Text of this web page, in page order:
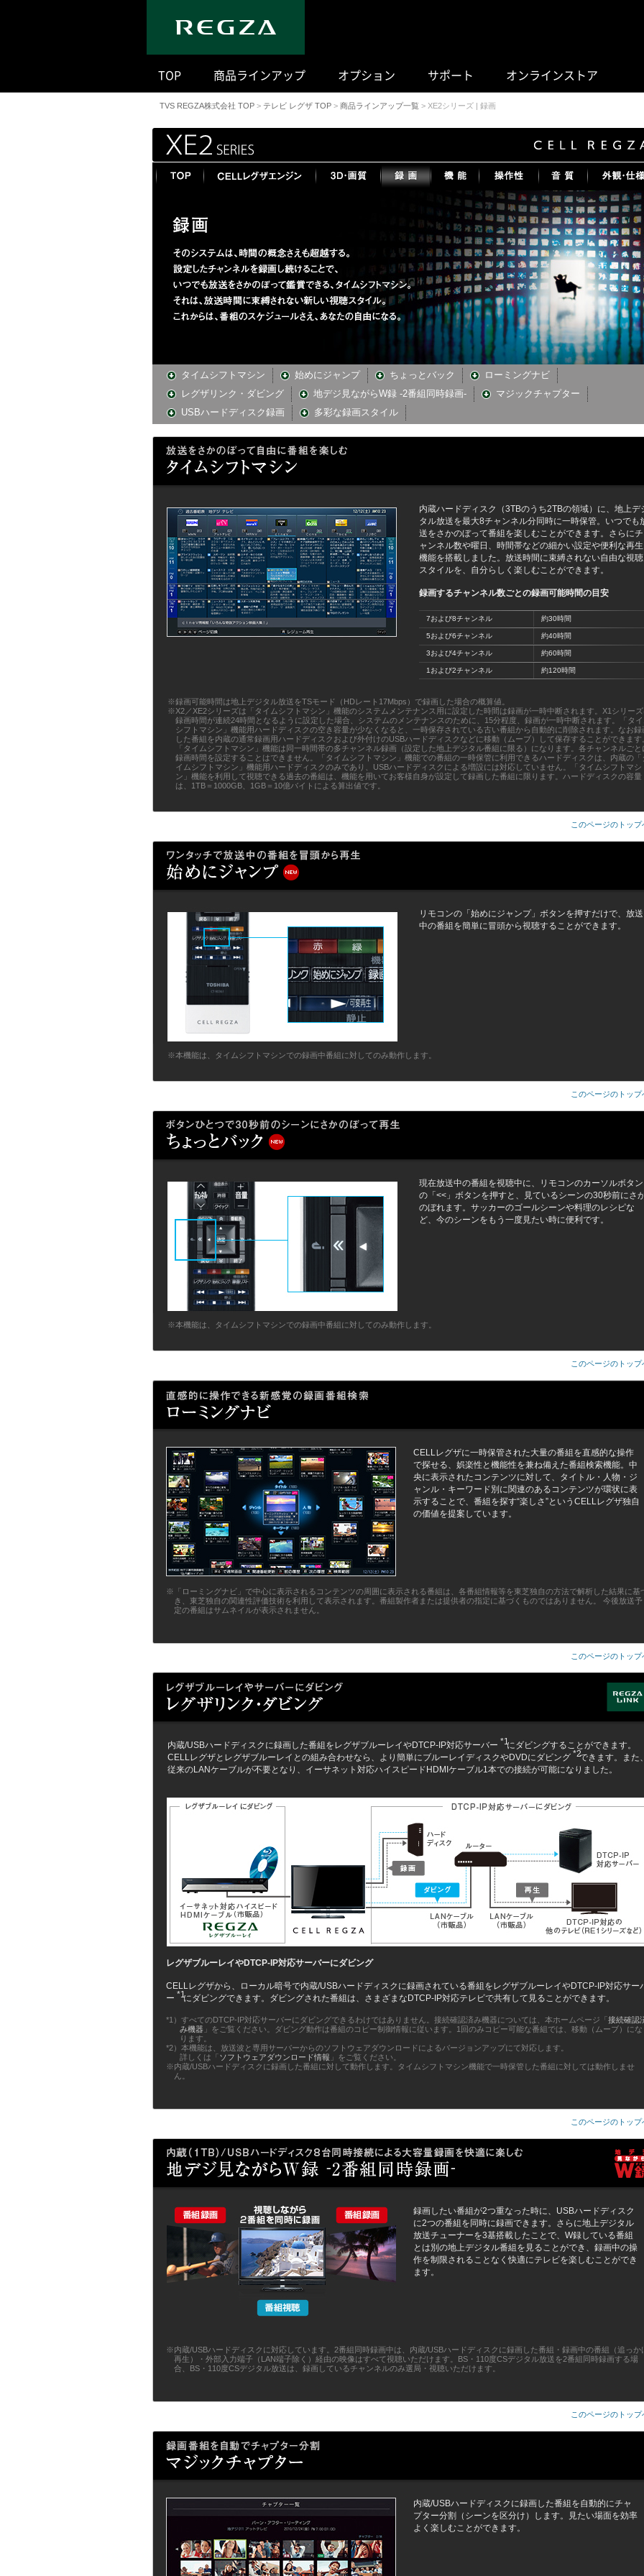
TOP 商品ラインアップ オプション サポート オンラインストア
TVS REGZA株式会社 TOP > テレビ レグザ TOP > 商品ラインアップ一覧 > XE2シリーズ | 録画
タイムシフトマシン 始めにジャンプ ちょっとバック
ローミングナビ
レグザリンク・ダビング
地デジ見ながらW録 -2番組同時録画-
マジックチャプター
USBハードディスク録画
多彩な録画スタイル
内蔵ハードディスク（3TBのうち2TBの領域）に、地上デ
タル放送を最大8チャンネル分同時に一時保管。いつでも
送をさかのぼって番組を楽しむことができます。さらにチ
ャンネル数や曜日、時間帯などの細かい設定や便利な再生
機能を搭載しました。放送時間に束縛されない自由な視聴
スタイルを、自分らしく楽しむことができます。
録画するチャンネル数ごとの録画可能時間の目安
7および8チャンネル 約30時間
5および6チャンネル 約40時間
3および4チャンネル 約60時間
1および2チャンネル 約120時間
※録画可能時間は地上デジタル放送をTSモード（HDレート17Mbps）で録画した場合の概算値。
※X2／XE2シリーズは「タイムシフトマシン」機能のシステムメンテナンス用に設定した時間は録画が一時中断されます。X1シリー
録画時間が連続24時間となるように設定した場合、システムのメンテナンスのために、15分程度、録画が一時中断されます。「タ
シフトマシン」機能用ハードディスクの空き容量が少なくなると、一時保存されている古い番組から自動的に削除されます。なお録
した番組を内蔵の通常録画用ハードディスクおよび外付けのUSBハードディスクなどに移動（ムーブ）して保存することができます
「タイムシフトマシン」機能は同一時間帯の多チャンネル録画（設定した地上デジタル番組に限る）になります。各チャンネルごと
録画時間を設定することはできません。「タイムシフトマシン」機能での番組の一時保管に利用できるハードディスクは、内蔵の「
イムシフトマシン」機能用ハードディスクのみであり、USBハードディスクによる増設には対応していません。「タイムシフトマシ
ン」機能を利用して視聴できる過去の番組は、機能を用いてお客様自身が設定して録画した番組に限ります。ハードディスクの容量
は、1TB＝1000GB、1GB＝10億バイトによる算出値です。
このページのトップ
リモコンの「始めにジャンプ」ボタンを押すだけで、放送
中の番組を簡単に冒頭から視聴することができます。
※本機能は、タイムシフトマシンでの録画中番組に対してのみ動作します。
このページのトップ
現在放送中の番組を視聴中に、リモコンのカーソルボタン
の「<<」ボタンを押すと、見ているシーンの30秒前にさ
のぼれます。サッカーのゴールシーンや料理のレシピな
ど、今のシーンをもう一度見たい時に便利です。
※本機能は、タイムシフトマシンでの録画中番組に対してのみ動作します。
このページのトップ
CELLレグザに一時保管された大量の番組を直感的な操作
で探せる、娯楽性と機能性を兼ね備えた番組検索機能。中
央に表示されたコンテンツに対して、タイトル・人物・ジ
ャンル・キーワード別に関連のあるコンテンツが環状に表
示することで、番組を探す“楽しさ”というCELLレグザ独自
の価値を提案しています。
※「ローミングナビ」で中心に表示されるコンテンツの周囲に表示される番組は、各番組情報等を東芝独自の方法で解析した結果に基
き、東芝独自の関連性評価技術を利用して表示されます。番組製作者または提供者の指定に基づくものではありません。 今後放送予
定の番組はサムネイルが表示されません。
このページのトップ
内蔵/USBハードディスクに録画した番組をレグザブルーレイやDTCP-IP対応サーバー *1にダビングすることができます。
CELLレグザとレグザブルーレイとの組み合わせなら、より簡単にブルーレイディスクやDVDにダビング *2できます。また
従来のLANケーブルが不要となり、イーサネット対応ハイスピードHDMIケーブル1本での接続が可能になりました。
レグザブルーレイやDTCP-IP対応サーバーにダビング
CELLレグザから、ローカル暗号で内蔵/USBハードディスクに録画されている番組をレグザブルーレイやDTCP-IP対応サー
ー *1にダビングできます。ダビングされた番組は、さまざまなDTCP-IP対応テレビで共有して見ることができます。
*1）すべてのDTCP-IP対応サーバーにダビングできるわけではありません。接続確認済み機器については、本ホームページ「接続確認
み機器 」をご覧ください。ダビング動作は番組のコピー制御情報に従います。1回のみコピー可能な番組では、移動（ムーブ）にな
ります。
*2）本機能は、放送波と専用サーバーからのソフトウェアダウンロードによるバージョンアップにて対応します。
詳しくは「ソフトウェアダウンロード情報 」をご覧ください。
※内蔵/USBハードディスクに録画した番組に対して動作します。タイムシフトマシン機能で一時保管した番組に対しては動作しませ
ん。
このページのトップ
録画したい番組が2つ重なった時に、USBハードディスク
に2つの番組を同時に録画できます。さらに地上デジタル
放送チューナーを3基搭載したことで、W録している番組
とは別の地上デジタル番組を見ることができ、録画中の操
作を制限されることなく快適にテレビを楽しむことができ
ます。
※内蔵/USBハードディスクに対応しています。2番組同時録画中は、内蔵/USBハードディスクに録画した番組・録画中の番組（追っか
再生）・外部入力端子（LAN端子除く）経由の映像はすべて視聴いただけます。BS・110度CSデジタル放送を2番組同時録画する場
合、BS・110度CSデジタル放送は、録画しているチャンネルのみ選局・視聴いただけます。
このページのトップ
内蔵/USBハードディスクに録画した番組を自動的にチャ
プター分割（シーンを区分け）します。見たい場面を効率
よく楽しむことができます。